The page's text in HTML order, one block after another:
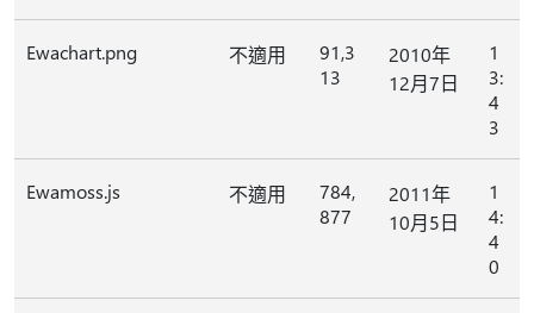
Ewachart.png 不適用
91,3
13
2010年
12月7日
1
3:
4
3
Ewamoss.js 不適用
784,
877
2011年
10月5日
1
4:
4
0